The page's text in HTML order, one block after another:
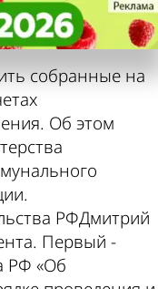
взяли под
собранные на
Об этом
РФДмитрий
Первый -
РФ «Об
взяли под